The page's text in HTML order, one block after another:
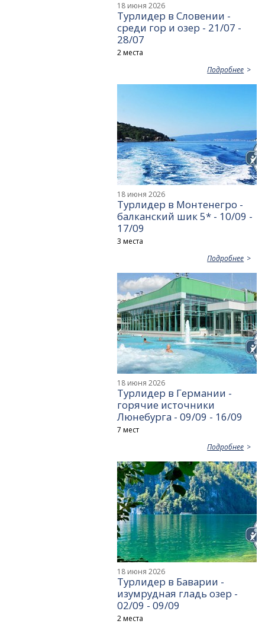
18 июня 2026
Турлидер в Словении -
среди гор и озер - 21/07 -
28/07
2 места
Подробнее
18 июня 2026
Турлидер в Монтенегро -
балканский шик 5* - 10/09 -
17/09
3 места
Подробнее
18 июня 2026
Турлидер в Германии -
горячие источники
Люнебурга - 09/09 - 16/09
7 мест
Подробнее
18 июня 2026
Турлидер в Баварии -
изумрудная гладь озер -
02/09 - 09/09
2 места